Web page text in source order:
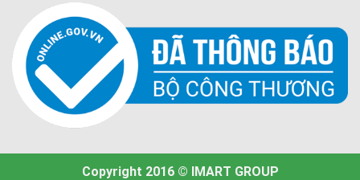
Copyright 2016 © IMART GROUP